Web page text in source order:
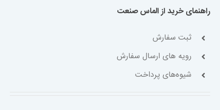
راهنمای خرید از الماس صنعت
ثبت سفارش
رویه های ارسال سفارش
شیوه‌های پرداخت